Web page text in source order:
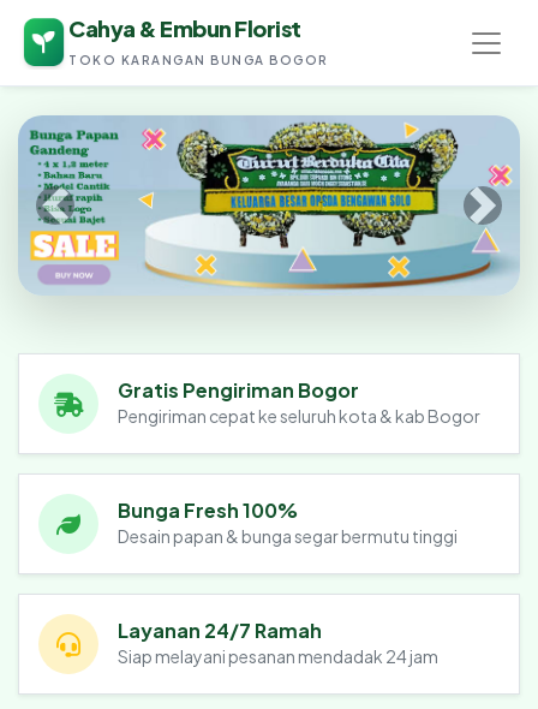
Cahya & Embun Florist
TOKO KARANGAN BUNGA BOGOR
Cahya & Embun
Gratis Pengiriman Bogor
Pengiriman cepat ke seluruh kota & kab Bogor
Bunga Fresh 100%
Desain papan & bunga segar bermutu tinggi
Layanan 24/7 Ramah
Siap melayani pesanan mendadak 24 jam